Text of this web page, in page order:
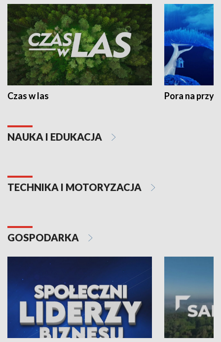
Czas w las Pora na
NAUKA I EDUKACJA
TECHNIKA I MOTORYZACJA
GOSPODARKA